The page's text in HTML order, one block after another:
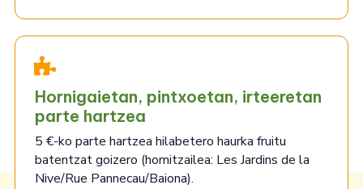
Hornigaietan, pintxoetan, irteeretan
parte hartzea
5 €-ko parte hartzea hilabetero haurka fruitu
batentzat goizero (hornitzailea: Les Jardins de la
Nive/Rue Pannecau/Baiona).